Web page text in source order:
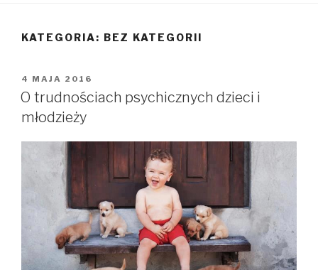
KATEGORIA: BEZ KATEGORII
OPUBLIKOWANE
W
4 MAJA 2016
O trudnościach psychicznych dzieci i
młodzieży